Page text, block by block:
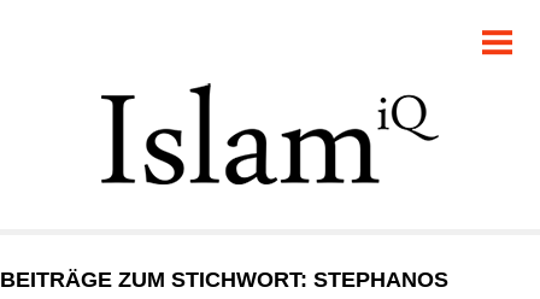
GESELLSCHAFT
STARTSEITE
BEITRÄGE ZUM STICHWORT: STEPHANOS